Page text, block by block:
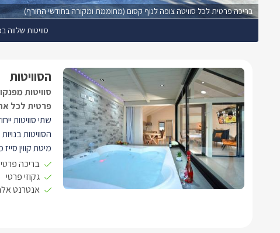
בריכה פרטית לכל סוויטה צופה לנוף קסום (מחוממת ומקורה בחודשי החורף)
סוויטות שלווה
הסוויטות
סוויטות
פרטית לכל
שתי סוויטות
הסוויטות
מיטת קווין
מצעים לבנים
תמצאו תאורת
ניצבות שתי
בריכה
גקוזי פרטי
אנטרנט